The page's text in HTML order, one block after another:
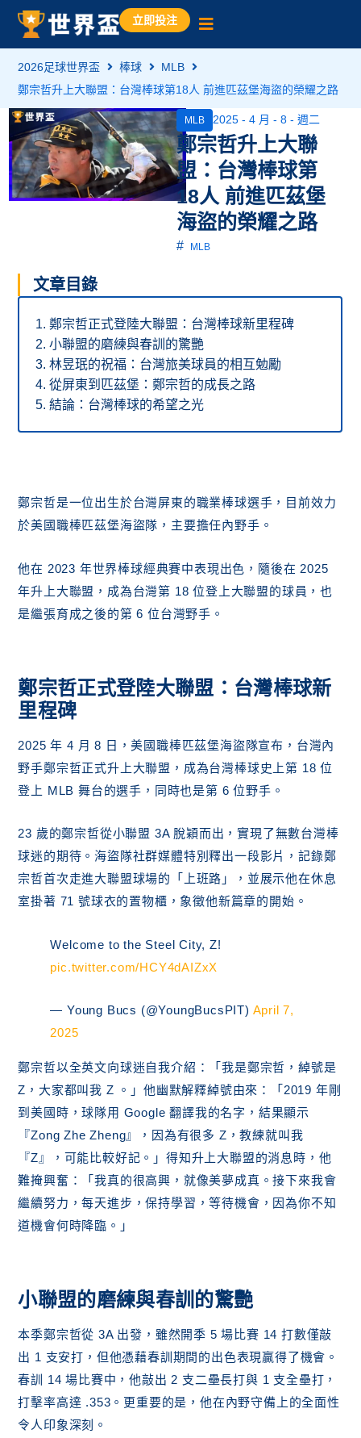
立即投注
2026足球世界盃 棒球
MLB
鄭宗哲升上大聯盟：台灣棒球第18人 前進匹茲堡海盜的榮耀之路
MLB 2025 - 4 月 - 8 - 週二
鄭宗哲升上大聯
盟：台灣棒球第
18人 前進匹茲堡
海盜的榮耀之路
# MLB
文章目錄
鄭宗哲正式登陸大聯盟：台灣棒球新里程碑
小聯盟的磨練與春訓的驚艷
林昱珉的祝福：台灣旅美球員的相互勉勵
從屏東到匹茲堡：鄭宗哲的成長之路
結論：台灣棒球的希望之光
鄭宗哲是一位出生於台灣屏東的職業棒球選手，目前效力
於美國職棒匹茲堡海盜隊，主要擔任內野手。
他在 2023 年世界棒球經典賽中表現出色，隨後在 2025
年升上大聯盟，成為台灣第 18 位登上大聯盟的球員，也
是繼張育成之後的第 6 位台灣野手。
鄭宗哲正式登陸大聯盟：台灣棒球新
里程碑
2025 年 4 月 8 日，美國職棒匹茲堡海盜隊宣布，台灣內
野手鄭宗哲正式升上大聯盟，成為台灣棒球史上第 18 位
登上 MLB 舞台的選手，同時也是第 6 位野手。
23 歲的鄭宗哲從小聯盟 3A 脫穎而出，實現了無數台灣棒
球迷的期待。海盜隊社群媒體特別釋出一段影片，記錄鄭
宗哲首次走進大聯盟球場的「上班路」，並展示他在休息
室掛著 71 號球衣的置物櫃，象徵他新篇章的開始。
Welcome to the Steel City, Z!
pic.twitter.com/HCY4dAIZxX
— Young Bucs (@YoungBucsPIT) April 7,
2025
鄭宗哲以全英文向球迷自我介紹：「我是鄭宗哲，綽號是
Z，大家都叫我 Z 。」他幽默解釋綽號由來：「2019 年剛
到美國時，球隊用 Google 翻譯我的名字，結果顯示
『Zong Zhe Zheng』，因為有很多 Z，教練就叫我
『Z』，可能比較好記。」得知升上大聯盟的消息時，他
難掩興奮：「我真的很高興，就像美夢成真。接下來我會
繼續努力，每天進步，保持學習，等待機會，因為你不知
道機會何時降臨。」
小聯盟的磨練與春訓的驚艷
本季鄭宗哲從 3A 出發，雖然開季 5 場比賽 14 打數僅敲
出 1 支安打，但他憑藉春訓期間的出色表現贏得了機會。
春訓 14 場比賽中，他敲出 2 支二壘長打與 1 支全壘打，
打擊率高達 .353。更重要的是，他在內野守備上的全面性
令人印象深刻。